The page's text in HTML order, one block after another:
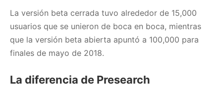
La versión beta cerrada tuvo alrededor de 15,000
usuarios que se unieron de boca en boca, mientras
que la versión beta abierta apuntó a 100,000 para
finales de mayo de 2018.
La diferencia de Presearch